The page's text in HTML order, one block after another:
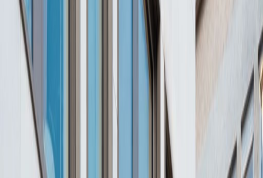
Büroflächen zur Miete in
2, place de Paris, 2314
Ausstattung für diese Addresse